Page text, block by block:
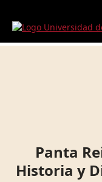
Panta
Historia y